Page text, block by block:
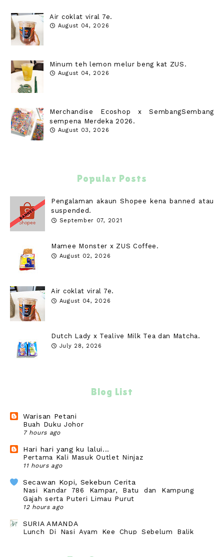
Air coklat viral 7e.
August 04, 2026
Minum teh lemon melur beng kat ZUS.
August 04, 2026
Merchandise Ecoshop x SembangSembang
sempena Merdeka 2026.
August 03, 2026
Popular Posts
Pengalaman akaun Shopee kena banned atau
suspended.
September 07, 2021
Mamee Monster x ZUS Coffee.
August 02, 2026
Air coklat viral 7e.
August 04, 2026
Dutch Lady x Tealive Milk Tea dan Matcha.
July 28, 2026
Blog List
Warisan Petani
Buah Duku Johor
7 hours ago
Hari hari yang ku lalui...
Pertama Kali Masuk Outlet Ninjaz
11 hours ago
Secawan Kopi, Sekebun Cerita
Nasi Kandar 786 Kampar, Batu dan Kampung
Gajah serta Puteri Limau Purut
12 hours ago
SURIA AMANDA
Lunch Di Nasi Ayam Kee Chup Sebelum Balik